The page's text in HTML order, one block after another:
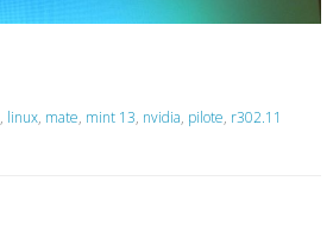
, linux, mate, mint 13, nvidia, pilote, r302.11